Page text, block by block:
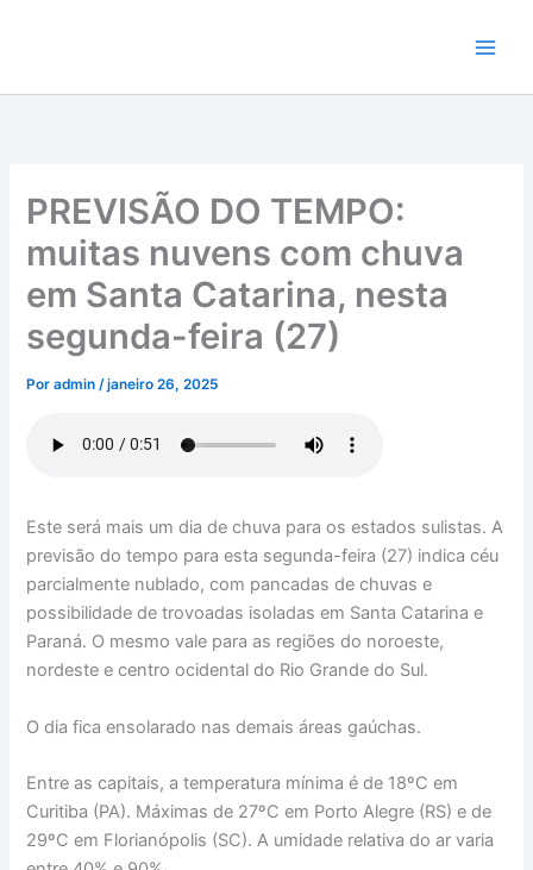
conteúdo
PREVISÃO DO TEMPO:
muitas nuvens com chuva
em Santa Catarina, nesta
segunda-feira (27)
Poradmin/janeiro 26, 2025
Este será mais um dia de chuva para os estados sulistas. A
previsão do tempo para esta segunda-feira (27) indica céu
parcialmente nublado, com pancadas de chuvas e
possibilidade de trovoadas isoladas em Santa Catarina e
Paraná. O mesmo vale para as regiões do noroeste,
nordeste e centro ocidental do Rio Grande do Sul.
O dia fica ensolarado nas demais áreas gaúchas.
Entre as capitais, a temperatura mínima é de 18ºC em
Curitiba (PA). Máximas de 27ºC em Porto Alegre (RS) e de
29ºC em Florianópolis (SC). A umidade relativa do ar varia